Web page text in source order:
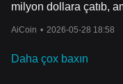
milyon dollara çatıb,
AiCoin • 2026-05-28 18:58
Daha çox baxın